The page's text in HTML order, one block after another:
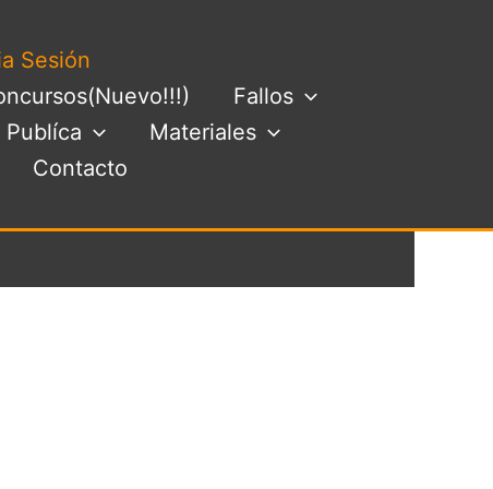
Sesión
Fallos
Publíca
Materiales
Contacto